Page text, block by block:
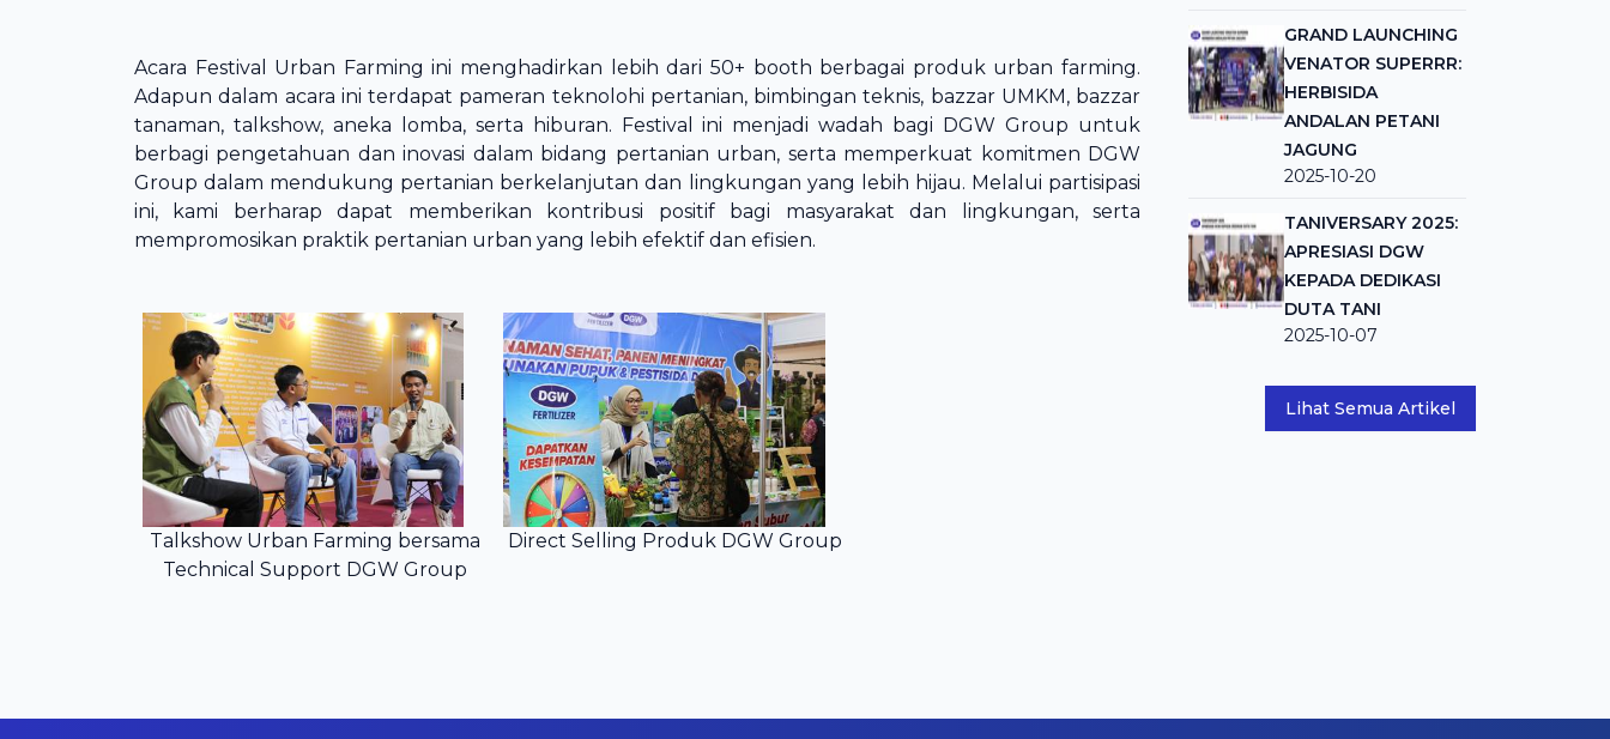
Acara Festival Urban Farming ini menghadirkan lebih dari 50+ booth berbagai produk urban farming.
Adapun dalam acara ini terdapat pameran teknolohi pertanian, bimbingan teknis, bazzar UMKM, bazzar
tanaman, talkshow, aneka lomba, serta hiburan. Festival ini menjadi wadah bagi DGW Group untuk
berbagi pengetahuan dan inovasi dalam bidang pertanian urban, serta memperkuat komitmen DGW
Group dalam mendukung pertanian berkelanjutan dan lingkungan yang lebih hijau. Melalui partisipasi
ini, kami berharap dapat memberikan kontribusi positif bagi masyarakat dan lingkungan, serta
mempromosikan praktik pertanian urban yang lebih efektif dan efisien.
Talkshow Urban Farming bersama
Technical Support DGW Group
Direct Selling Produk DGW Group
GRAND LAUNCHING
VENATOR SUPERRR:
HERBISIDA
ANDALAN PETANI
JAGUNG
2025-10-20
TANIVERSARY 2025:
APRESIASI DGW
KEPADA DEDIKASI
DUTA TANI
2025-10-07
Lihat Semua Artikel